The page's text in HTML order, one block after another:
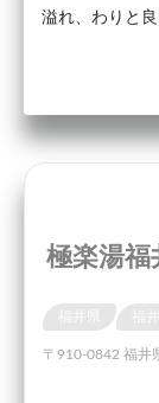
溢れ、わりと
極楽湯福
〒910-0842 福井